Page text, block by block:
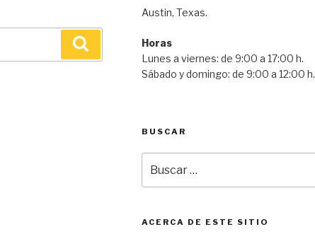
Austin, Texas.
Horas
Lunes a viernes: de 9:00 a 17:00 h.
Sábado y domingo: de 9:00 a 12:00 h.
BUSCAR
ACERCA DE ESTE SITIO